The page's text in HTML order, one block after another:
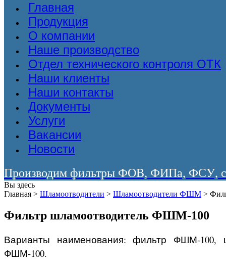
Главная
Продукция
О компании
Наше производство
Отдел технического контроля ОТК
Наши клиенты
Наши контакты
Документы
Услуги
Вакансии
Новости
Производим фильтры ФОВ, ФИПа, ФСУ,
Вы здесь
Главная > Шламоотводители > Шламоотводители ФШМ >
Фильтр шламоотводитель ФШМ-100
Варианты наименования: фильтр ФШМ-100,
ФШМ-100.